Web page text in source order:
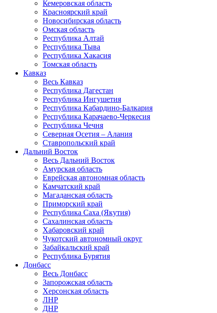
Кемеровская область
Красноярский край
Новосибирская область
Омская область
Республика Алтай
Республика Тыва
Республика Хакасия
Томская область
Кавказ
Весь Кавказ
Республика Дагестан
Республика Ингушетия
Республика Кабардино-Балкария
Республика Карачаево-Черкесия
Республика Чечня
Северная Осетия – Алания
Ставропольский край
Дальний Восток
Весь Дальний Восток
Амурская область
Еврейская автономная область
Камчатский край
Магаданская область
Приморский край
Республика Саха (Якутия)
Сахалинская область
Хабаровский край
Чукотский автономный округ
Забайкальский край
Республика Бурятия
Донбасс
Весь Донбасс
Запорожская область
Херсонская область
ЛНР
ДНР